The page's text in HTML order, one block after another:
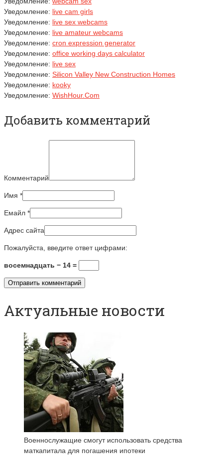
Уведомление: live cam girls
Уведомление: live sex webcams
Уведомление: live amateur webcams
Уведомление: cron expression generator
Уведомление: office working days calculator
Уведомление: live sex
Уведомление: Silicon Valley New Construction Homes
Уведомление: kooky
Уведомление: WishHour.Com
Добавить комментарий
Комментарий
Имя *
Емайл *
Адрес сайта
Пожалуйста, введите ответ цифрами:
восемнадцать − 14 =
Актуальные новости
Военнослужащие смогут использовать средства
маткапитала для погашения ипотеки